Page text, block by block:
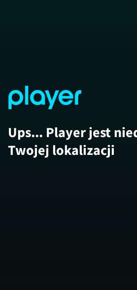
Ups... Player jest
Twojej lokalizacji